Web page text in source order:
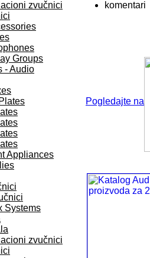
zvučnici
Groups
- Audio
Appliances
Systems
zvučnici
komentari
Pogledajte na